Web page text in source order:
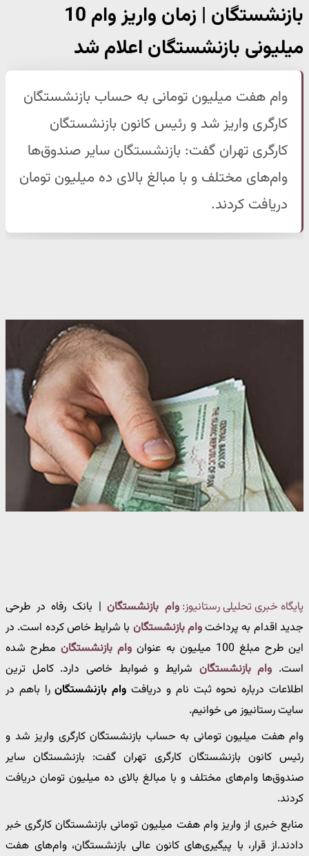
بازنشستگان | زمان واریز وام 10
میلیونی بازنشستگان اعلام شد
وام هفت میلیون تومانی به حساب بازنشستگان
کارگری واریز شد و رئیس کانون بازنشستگان
کارگری تهران گفت: بازنشستگان سایر صندوق‌ها
وام‌های مختلف و با مبالغ بالای ده میلیون تومان
دریافت کردند.
پایگاه خبری تحلیلی رستانیوز: وام بازنشستگان| بانک رفاه در طرحی
جدید اقدام به پرداختوام بازنشستگان با شرایط خاص کرده است. در
این طرح مبلغ 100 میلیون به عنوان
وام بازنشستگانمطرح شده
است. وام بازنشستگان شرایط و ضوابط خاصی دارد. کامل ترین
اطلاعات درباره نحوه ثبت نام و دریافت وام بازنشستگانرا باهم در
سایت رستانیوز می خوانیم.
وام هفت میلیون تومانی به حساب بازنشستگان کارگری واریز شد و
رئیس کانون بازنشستگان کارگری تهران گفت: بازنشستگان سایر
صندوق‌ها وام‌های مختلف و با مبالغ بالای ده میلیون تومان دریافت
کردند.
منابع خبری از واریز وام هفت میلیون تومانی بازنشستگان کارگری خبر
دادند.از قرار، با پیگیری‌های کانون عالی بازنشستگان، وام‌های هفت